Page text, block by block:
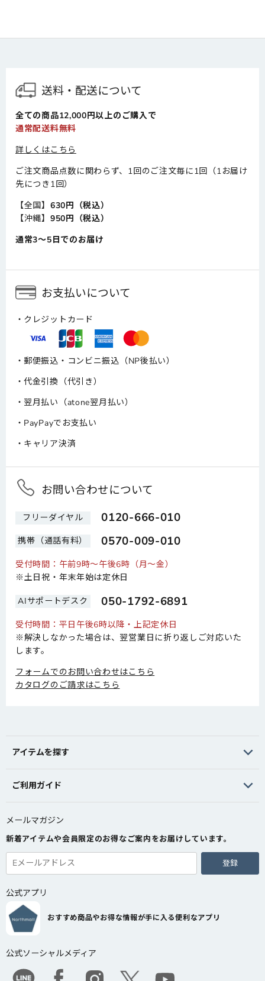
送料・配送について
全ての商品12,000円以上のご購入で
通常配送料無料
詳しくはこちら
ご注文商品点数に関わらず、1回のご注文毎に1回（1お届け
先につき1回）
【全国】 630円（税込）
【沖縄】 950円（税込）
通常3～5日でのお届け
お支払いについて
クレジットカード
郵便振込・コンビニ振込（NP後払い）
代金引換（代引き）
翌月払い（atone翌月払い）
PayPayでお支払い
キャリア決済
お問い合わせについて
フリーダイヤル 0120-666-010
携帯（通話有料） 0570-009-010
受付時間：午前9時～午後6時（月～金）
※土日祝・年末年始は定休日
AIサポートデスク 050-1792-6891
受付時間：平日午後6時以降・上記定休日
※解決しなかった場合は、翌営業日に折り返しご対応いた
します。
フォームでのお問い合わせはこちら
カタログのご請求はこちら
アイテムを探す
ご利用ガイド
メールマガジン
新着アイテムや会員限定のお得なご案内をお届けしています。
登録
公式アプリ
おすすめ商品やお得な情報が手に入る便利なアプリ
公式ソーシャルメディア